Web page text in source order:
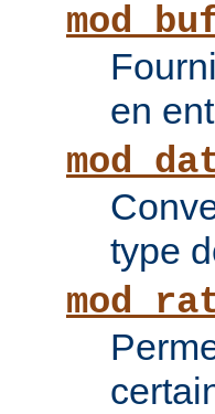
en
type